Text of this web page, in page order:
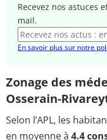
Recevez nos astuces
mail.
En savoir plus sur notre
Zonage des
Osserain-
Selon l’APL, les
en moyenne à 4.4